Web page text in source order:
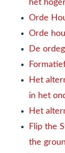
het
Orde
Orde
De
Het
in het
Het
Flip the
the